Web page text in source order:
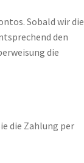
Sobald wir die
den
die
die Zahlung per